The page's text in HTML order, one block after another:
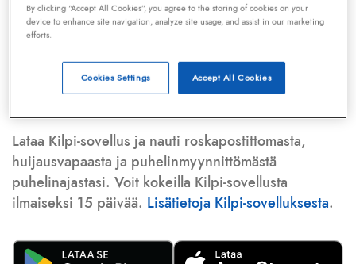
puhelinmyyjienjatelemarkkinoijien numeroita.
Lisäksi tunnistamme automaattisesti, jos kyseessä on
puhelinhuijarin numero, sähköpostiosoitetai
huijausviesti. Tietokantaamme päivitetään jatkuvasti,
mikä varmistaa ajantasaisen suojan.
Lataa Kilpi-sovellus ja nauti roskapostittomasta,
huijausvapaasta ja puhelinmyynnittömästä
puhelinajastasi. Voit kokeilla Kilpi-sovellusta
ilmaiseksi 15 päivää. Lisätietoja Kilpi-sovelluksesta.
By clicking “Accept All Cookies”, you agree to the storing of cookies on your
device to enhance site navigation, analyze site usage, and assist in our marketing
efforts.
Accept All Cookies
Cookies Settings